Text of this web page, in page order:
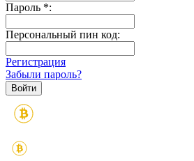
Пароль *:
Персональный пин код:
Регистрация
Забыли пароль?